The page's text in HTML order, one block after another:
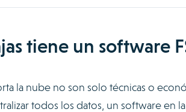
tiene un software
la nube no son solo técnicas o
todos los datos, un software en